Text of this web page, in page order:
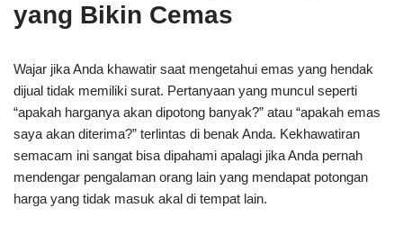
yang Bikin Cemas
Wajar jika Anda khawatir saat mengetahui emas yang hendak
dijual tidak memiliki surat. Pertanyaan yang muncul seperti
“apakah harganya akan dipotong banyak?” atau “apakah emas
saya akan diterima?” terlintas di benak Anda. Kekhawatiran
semacam ini sangat bisa dipahami apalagi jika Anda pernah
mendengar pengalaman orang lain yang mendapat potongan
harga yang tidak masuk akal di tempat lain.